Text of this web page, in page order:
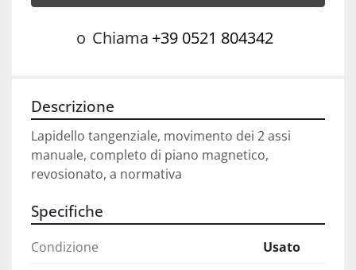
o Chiama +39 0521 804342
Descrizione
Lapidello tangenziale, movimento dei 2 assi
manuale, completo di piano magnetico,
revosionato, a normativa
Specifiche
Condizione
Usato